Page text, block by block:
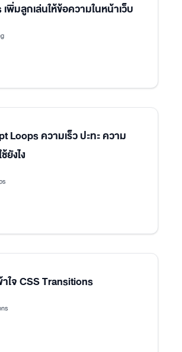
พิ่มลูกเล่นให้ข้อความในหน้าเว็บ
Loops ความเร็ว ปะทะ ความ
ยังไง
ใจ CSS Transitions